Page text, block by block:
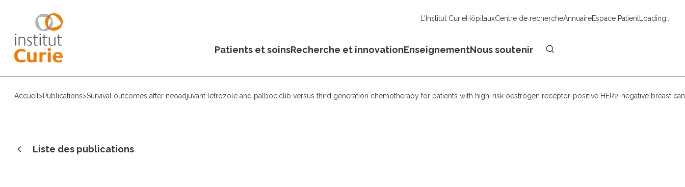
L'Institut CurieHôpitauxCentre de rechercheAnnuaireEspace PatientLoading...
Patients et soinsRecherche et innovationEnseignementNous soutenir
Accueil >Publications>Survival outcomes after neoadjuvant letrozole and palbociclib versus third generation chemotherapy for patients with high-risk oestrogen receptor-positive HER2-negative breast
Liste des publications